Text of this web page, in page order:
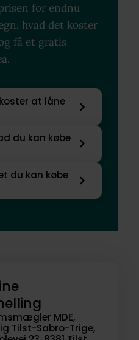
for endnu
hvad det koster
få et gratis
at låne
du kan købe
du kan købe
MDE,
Tilst-Sabro-Trige,